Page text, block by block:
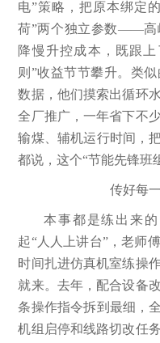
电”策略，把原本绑定
荷”两个独立参数——高
降慢升控成本，既跟
则”收益节节攀升。类
数据，他们摸索出循环
全厂推广，一年省下不
输煤、辅机运行时间，
都说，这个“节能先锋班
传好每
本事都是练出来
起“人人上讲台”，老师
时间扎进仿真机室练操
就来。去年，配合设备
条操作指令拆到最细，
机组启停和线路切改任